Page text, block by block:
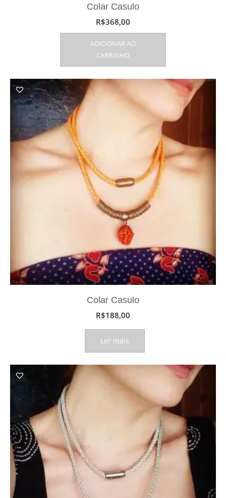
Colar Casulo
R$368,00
ADICIONAR AO
CARRINHO
Colar Casulo
R$188,00
Ler mais